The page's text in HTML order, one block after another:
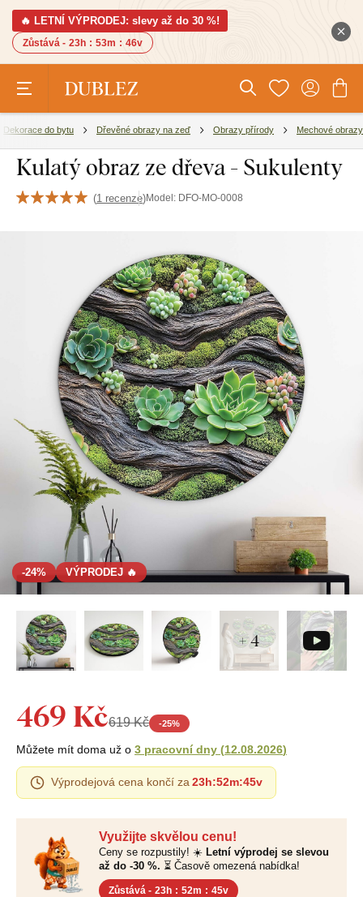
🔥 LETNÍ VÝPRODEJ: slevy až do 30 %!
Zůstává - 23h : 53m : 45v
Dekorace do bytu Dřevěné obrazy na zeď Obrazy přírody Mechové obrazy
Kulatý obraz ze dřeva - Sukulenty
(1 recenze)Model: DFO-MO-0008
-24% VÝPRODEJ 🔥
+ 4
Využijte skvělou cenu!
Ceny se rozpustily! ☀️ Letní výprodej se slevou
až do -30 %. ⏳ Časově omezená nabídka!
Zůstává - 23h : 52m : 45v
469 Kč619 Kč -25%
Můžete mít doma už o 3 pracovní dny (12.08.2026)
Výprodejová cena končí za 23h:52m:45v